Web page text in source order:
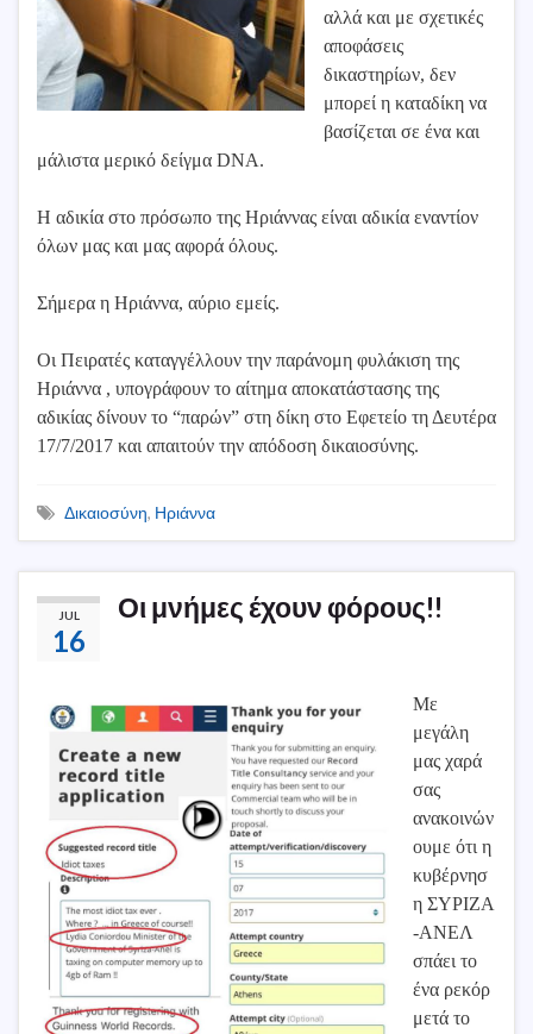
αλλά και με σχετικές
αποφάσεις
δικαστηρίων, δεν
μπορεί η καταδίκη να
βασίζεται σε ένα και
μάλιστα μερικό δείγμα DNA.
Η αδικία στο πρόσωπο της Ηριάννας είναι αδικία εναντίον
όλων μας και μας αφορά όλους.
Σήμερα η Ηριάννα, αύριο εμείς.
Οι Πειρατές καταγγέλλουν την παράνομη φυλάκιση της
Ηριάννα , υπογράφουν το αίτημα αποκατάστασης της
αδικίας δίνουν το “παρών” στη δίκη στο Εφετείο τη Δευτέρα
17/7/2017 και απαιτούν την απόδοση δικαιοσύνης.
Δικαιοσύνη, Ηριάννα
JUL
16
Οι μνήμες έχουν φόρους!!
Με
μεγάλη
μας χαρά
σας
ανακοινών
ουμε ότι η
κυβέρνησ
η ΣΥΡΙΖΑ
-ΑΝΕΛ
σπάει το
ένα ρεκόρ
μετά το